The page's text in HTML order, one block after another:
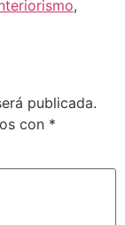
,
publicada.
con *